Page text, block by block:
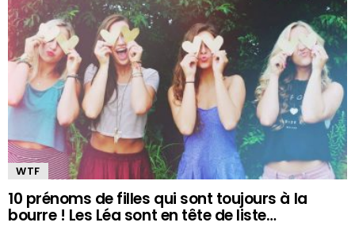
WTF
10 prénoms de filles qui sont toujours à la
bourre ! Les Léa sont en tête de liste…